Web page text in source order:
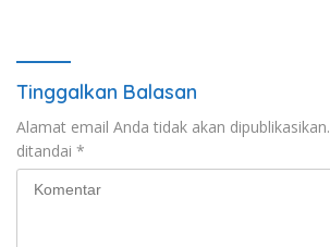
Tinggalkan Balasan
Alamat email Anda tidak akan dipublikasikan.
ditandai *